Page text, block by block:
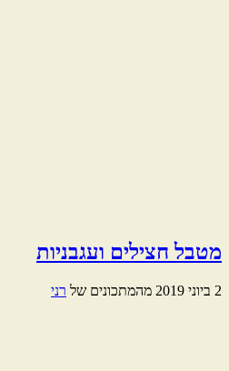
מטבל חצילים ועגבניות
2 ביוני 2019 מהמתכונים של רני